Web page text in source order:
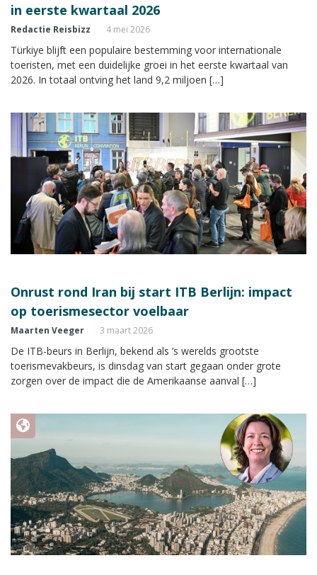
in eerste kwartaal 2026
Redactie Reisbizz 4 mei 2026
Türkiye blijft een populaire bestemming voor internationale
toeristen, met een duidelijke groei in het eerste kwartaal van
2026. In totaal ontving het land 9,2 miljoen […]
Onrust rond Iran bij start ITB Berlijn: impact
op toerismesector voelbaar
Maarten Veeger 3 maart 2026
De ITB-beurs in Berlijn, bekend als ’s werelds grootste
toerismevakbeurs, is dinsdag van start gegaan onder grote
zorgen over de impact die de Amerikaanse aanval […]